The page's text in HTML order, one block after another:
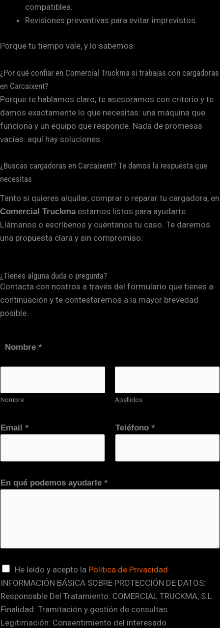
compatibles.
Revisiones preventivas para evitar imprevistos.
Porque tu tiempo vale, y lo sabemos.
¿Por qué confiar en Comercial Truckma si trabajas con cargadoras
en Carcaixent?
Porque te hablamos claro, te asesoramos con criterio y te
damos exactamente lo que necesitas: una máquina que
funciona y un equipo que responde. Nada de promesas
vacías: aquí hay soluciones.
¿Buscas cargadoras en Carcaixent? Te damos la respuesta que
necesitas
Tanto si quieres alquilar, comprar o reparar tu cargadora, en
Comercial Truckmaestamos listos para ayudarte.
Llámanos o escríbenos y cuéntanos tu caso. Te daremos
una propuesta clara y sin compromiso.
¿Tienes alguna duda o pregunta?
Contacta con nostros a través del formulario que tienes a
continuación y te contestaremos a la mayor brevedad
posible.
Nombre *
Nombre Apellidos
Email * Teléfono *
En qué podemos ayudarle *
e
r
i
f
a
s
i
l
He leído y acepto la Política de Privacidad
INFORMACIÓN BÁSICA SOBRE PROTECCIÓN DE DATOS:
Responsable Del Tratamiento: COMERCIAL TRUCKMA, S.L.
Finalidad: Tramitación y gestión de consultas
Legitimación: Consentimiento del interesado